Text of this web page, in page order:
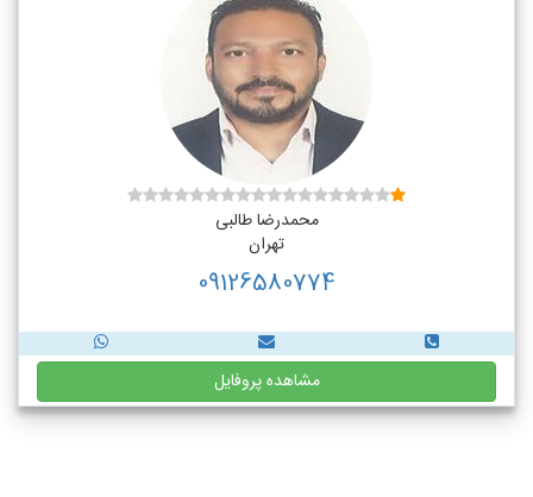
محمدرضا طالبی
تهران
09126580774
مشاهده پروفایل